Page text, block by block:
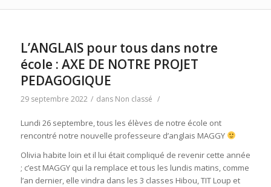
L’ANGLAIS pour tous dans notre
école : AXE DE NOTRE PROJET
PEDAGOGIQUE
29 septembre 2022 / dans Non classé /
Lundi 26 septembre, tous les élèves de notre école ont
rencontré notre nouvelle professeure d’anglais MAGGY
Olivia habite loin et il lui était compliqué de revenir cette année
; c’est MAGGY qui la remplace et tous les lundis matins, comme
l’an dernier, elle vindra dans les 3 classes Hibou, TIT Loup et